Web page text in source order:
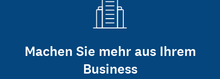
Machen Sie mehr aus Ihrem
Business